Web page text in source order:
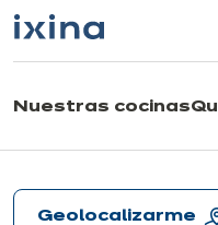
Ir a la navegación
Ir al contenido principal
Nuestras cocinas
Geolocalizarme